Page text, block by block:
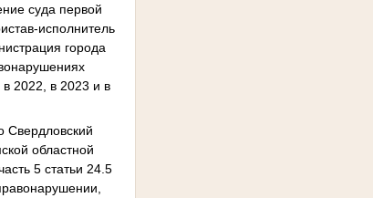
суда первой
исполнитель
города
2022, в 2023 и в
Свердловский
областной
5 статьи 24.5